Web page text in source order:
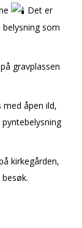
Det er
som
gravplassen
med åpen ild,
kirkegården,